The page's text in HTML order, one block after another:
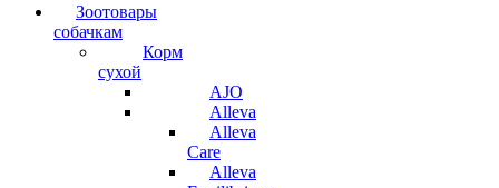
Зоотовары
собачкам
Корм
сухой
AJO
Alleva
Alleva
Care
Alleva